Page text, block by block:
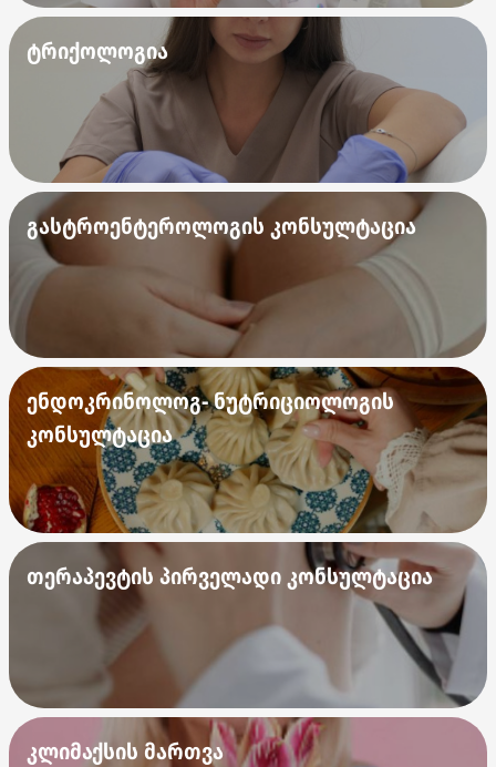
ტრიქოლოგია
გასტროენტეროლოგის კონსულტაცია
ენდოკრინოლოგ- ნუტრიციოლოგის
კონსულტაცია
თერაპევტის პირველადი კონსულტაცია
კლიმაქსის მართვა